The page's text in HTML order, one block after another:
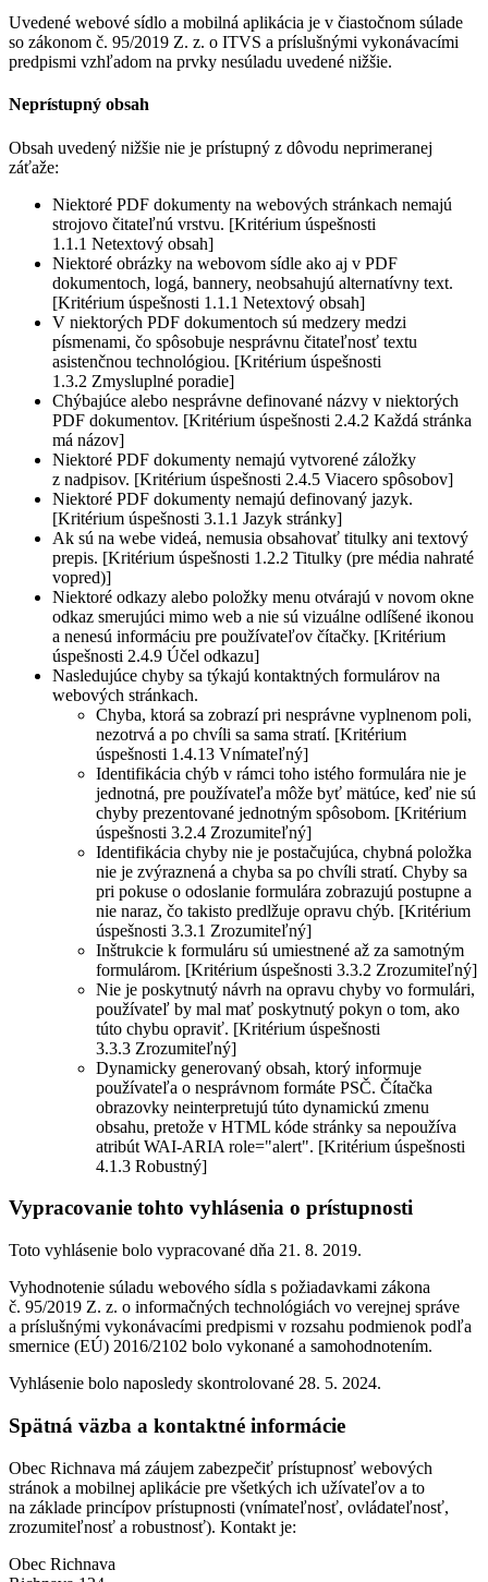
Uvedené webové sídlo a mobilná aplikácia je v čiastočnom súlade
so zákonom č. 95/2019 Z. z. o ITVS a príslušnými vykonávacími
predpismi vzhľadom na prvky nesúladu uvedené nižšie.
Neprístupný obsah
Obsah uvedený nižšie nie je prístupný z dôvodu neprimeranej
záťaže:
Niektoré PDF dokumenty na webových stránkach nemajú
strojovo čitateľnú vrstvu. [Kritérium úspešnosti
1.1.1 Netextový obsah]
Niektoré obrázky na webovom sídle ako aj v PDF
dokumentoch, logá, bannery, neobsahujú alternatívny text.
[Kritérium úspešnosti 1.1.1 Netextový obsah]
V niektorých PDF dokumentoch sú medzery medzi
písmenami, čo spôsobuje nesprávnu čitateľnosť textu
asistenčnou technológiou. [Kritérium úspešnosti
1.3.2 Zmysluplné poradie]
Chýbajúce alebo nesprávne definované názvy v niektorých
PDF dokumentov. [Kritérium úspešnosti 2.4.2 Každá stránka
má názov]
Niektoré PDF dokumenty nemajú vytvorené záložky
z nadpisov. [Kritérium úspešnosti 2.4.5 Viacero spôsobov]
Niektoré PDF dokumenty nemajú definovaný jazyk.
[Kritérium úspešnosti 3.1.1 Jazyk stránky]
Ak sú na webe videá, nemusia obsahovať titulky ani textový
prepis. [Kritérium úspešnosti 1.2.2 Titulky (pre média nahraté
vopred)]
Niektoré odkazy alebo položky menu otvárajú v novom okne
odkaz smerujúci mimo web a nie sú vizuálne odlíšené ikonou
a nenesú informáciu pre používateľov čítačky. [Kritérium
úspešnosti 2.4.9 Účel odkazu]
Nasledujúce chyby sa týkajú kontaktných formulárov na
webových stránkach.
Chyba, ktorá sa zobrazí pri nesprávne vyplnenom poli,
nezotrvá a po chvíli sa sama stratí. [Kritérium
úspešnosti 1.4.13 Vnímateľný]
Identifikácia chýb v rámci toho istého formulára nie je
jednotná, pre používateľa môže byť mätúce, keď nie sú
chyby prezentované jednotným spôsobom. [Kritérium
úspešnosti 3.2.4 Zrozumiteľný]
Identifikácia chyby nie je postačujúca, chybná položka
nie je zvýraznená a chyba sa po chvíli stratí. Chyby sa
pri pokuse o odoslanie formulára zobrazujú postupne a
nie naraz, čo takisto predlžuje opravu chýb. [Kritérium
úspešnosti 3.3.1 Zrozumiteľný]
Inštrukcie k formuláru sú umiestnené až za samotným
formulárom. [Kritérium úspešnosti 3.3.2 Zrozumiteľný]
Nie je poskytnutý návrh na opravu chyby vo formulári,
používateľ by mal mať poskytnutý pokyn o tom, ako
túto chybu opraviť. [Kritérium úspešnosti
3.3.3 Zrozumiteľný]
Dynamicky generovaný obsah, ktorý informuje
používateľa o nesprávnom formáte PSČ. Čítačka
obrazovky neinterpretujú túto dynamickú zmenu
obsahu, pretože v HTML kóde stránky sa nepoužíva
atribút WAI-ARIA role="alert". [Kritérium úspešnosti
4.1.3 Robustný]
Vypracovanie tohto vyhlásenia o prístupnosti
Toto vyhlásenie bolo vypracované dňa 21. 8. 2019.
Vyhodnotenie súladu webového sídla s požiadavkami zákona
č. 95/2019 Z. z. o informačných technológiách vo verejnej správe
a príslušnými vykonávacími predpismi v rozsahu podmienok podľa
smernice (EÚ) 2016/2102 bolo vykonané a samohodnotením.
Vyhlásenie bolo naposledy skontrolované 28. 5. 2024.
Spätná väzba a kontaktné informácie
Obec Richnava má záujem zabezpečiť prístupnosť webových
stránok a mobilnej aplikácie pre všetkých ich užívateľov a to
na základe princípov prístupnosti (vnímateľnosť, ovládateľnosť,
zrozumiteľnosť a robustnosť). Kontakt je:
Obec Richnava